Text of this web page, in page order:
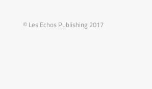
© Les Echos Publishing 2017